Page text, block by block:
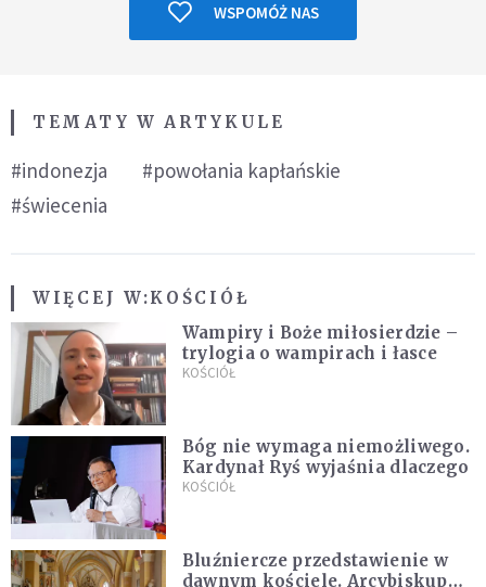
WSPOMÓŻ NAS
TEMATY W ARTYKULE
#indonezja
#powołania kapłańskie
#świecenia
WIĘCEJ W:KOŚCIÓŁ
Wampiry i Boże miłosierdzie –
trylogia o wampirach i łasce
KOŚCIÓŁ
Bóg nie wymaga niemożliwego.
Kardynał Ryś wyjaśnia dlaczego
KOŚCIÓŁ
Bluźniercze przedstawienie w
dawnym kościele. Arcybiskup